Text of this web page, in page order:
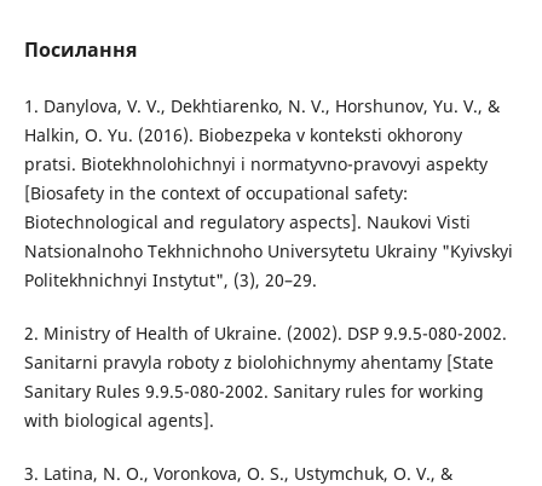
Посилання
1. Danylova, V. V., Dekhtiarenko, N. V., Horshunov, Yu. V., &
Halkin, O. Yu. (2016). Biobezpeka v konteksti okhorony
pratsi. Biotekhnolohichnyi i normatyvno-pravovyi aspekty
[Biosafety in the context of occupational safety:
Biotechnological and regulatory aspects]. Naukovi Visti
Natsionalnoho Tekhnichnoho Universytetu Ukrainy "Kyivskyi
Politekhnichnyi Instytut", (3), 20–29.
2. Ministry of Health of Ukraine. (2002). DSP 9.9.5-080-2002.
Sanitarni pravyla roboty z biolohichnymy ahentamy [State
Sanitary Rules 9.9.5-080-2002. Sanitary rules for working
with biological agents].
3. Latina, N. O., Voronkova, O. S., Ustymchuk, O. V., &